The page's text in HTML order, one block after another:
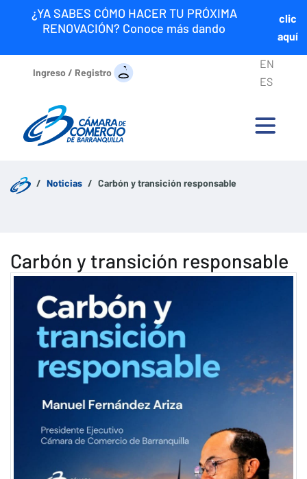
¿YA SABES CÓMO HACER TU PRÓXIMA
RENOVACIÓN? Conoce más dando
clic
aquí
Ingreso / Registro
EN
ES
Noticias Carbón y transición responsable
Carbón y transición responsable